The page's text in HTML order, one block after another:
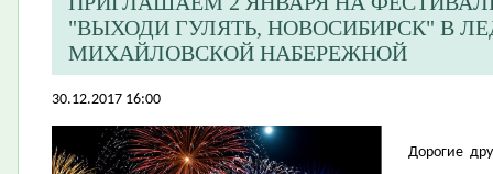
"ВЫХОДИ ГУЛЯТЬ, НОВОСИБИРСК" В
МИХАЙЛОВСКОЙ НАБЕРЕЖНОЙ
30.12.2017 16:00
Дорогие